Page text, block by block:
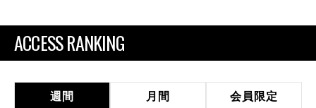
ACCESS RANKING
週間 月間 会員限定